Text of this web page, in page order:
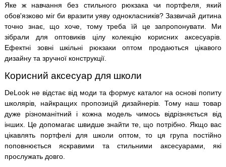
Яке ж навчання без стильного рюкзака чи портфеля, який
обов'язково міг би вразити уяву однокласників? Зазвичай дитина
точно знає, що хоче, тому треба їй це запропонувати. Ми
зібрали для оптовиків цілу колекцію корисних аксесуарів.
Ефектні зовні шкільні рюкзаки оптом продаються цікавого
дизайну та зручної конструкції.
Корисний аксесуар для школи
DeLook не відстає від моди та формує каталог на основі попиту
школярів, найкращих пропозицій дизайнерів. Тому наш товар
дуже різноманітний і кожна модель чимось відрізняється від
інших. Це допомагає швидше знайти те, що потрібно. Якщо вас
цікавлять портфелі для школи оптом, то ця група постійно
поповнюється яскравими та стильними аксесуарами, які
прослужать довго.